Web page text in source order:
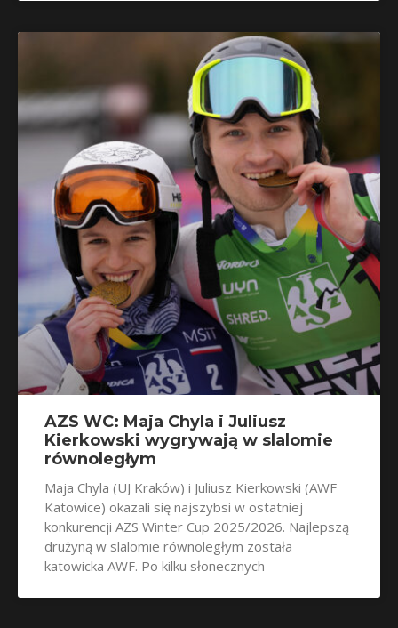
AZS WC: Maja Chyla i Juliusz
Kierkowski wygrywają w slalomie
równoległym
Maja Chyla (UJ Kraków) i Juliusz Kierkowski (AWF
Katowice) okazali się najszybsi w ostatniej
konkurencji AZS Winter Cup 2025/2026. Najlepszą
drużyną w slalomie równoległym została
katowicka AWF. Po kilku słonecznych